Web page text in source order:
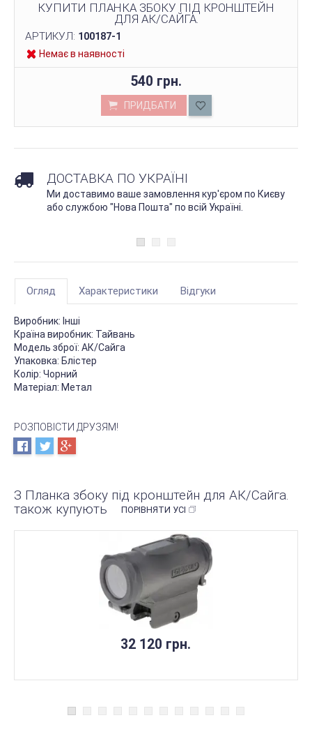
КУПИТИ ПЛАНКА ЗБОКУ ПІД КРОНШТЕЙН
ДЛЯ АК/САЙГА.
АРТИКУЛ: 100187-1
Немає в наявності
540 грн.
ПРИДБАТИ
ДОСТАВКА ПО УКРАЇНІ
Ми доставимо ваше замовлення кур'єром по Києву
або службою "Нова Пошта" по всій Україні.
Огляд Характеристики Відгуки
Виробник: Інші
Країна виробник: Тайвань
Модель зброї: АК/Сайга
Упаковка: Блістер
Колір: Чорний
Матеріал: Метал
РОЗПОВІСТИ ДРУЗЯМ!
З Планка збоку під кронштейн для АК/Сайга.
також купують
ПОРІВНЯТИ УСІ
32 120 грн.